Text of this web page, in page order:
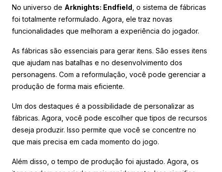
No universo de Arknights: Endfield , o sistema de fábricas
foi totalmente reformulado. Agora, ele traz novas
funcionalidades que melhoram a experiência do jogador.
As fábricas são essenciais para gerar itens. São esses itens
que ajudam nas batalhas e no desenvolvimento dos
personagens. Com a reformulação, você pode gerenciar a
produção de forma mais eficiente.
Um dos destaques é a possibilidade de personalizar as
fábricas. Agora, você pode escolher que tipos de recursos
deseja produzir. Isso permite que você se concentre no
que mais precisa em cada momento do jogo.
Além disso, o tempo de produção foi ajustado. Agora, os